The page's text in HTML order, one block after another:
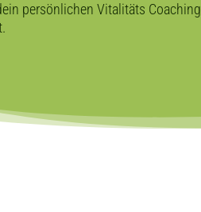
persönlichen Vitalitäts Coaching